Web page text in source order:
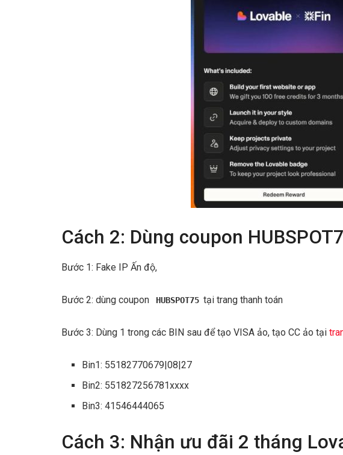
Cách 2: Dùng coupon
Bước 1: Fake IP Ấn độ,
Bước 2: dùng coupon HUBSPOT75 tại trang thanh toán
Bước 3: Dùng 1 trong các BIN sau để tạo VISA ảo, tạo CC ảo tại
Bin1: 55182770679|08|27
Bin2: 551827256781xxxx
Bin3: 41546444065
Cách 3: Nhận ưu đãi 2 tháng